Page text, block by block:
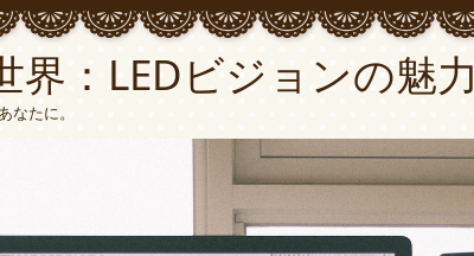
界：LEDビジョンの魅力
たに。